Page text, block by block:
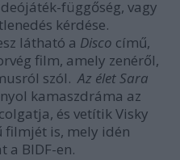
függőség, vagy
kérdése.
látható a Disco című,
film, amely zenéről,
szól.Az élet Sara
kamaszdráma az
és vetítik Visky
is, mely idén
a BIDF-en.